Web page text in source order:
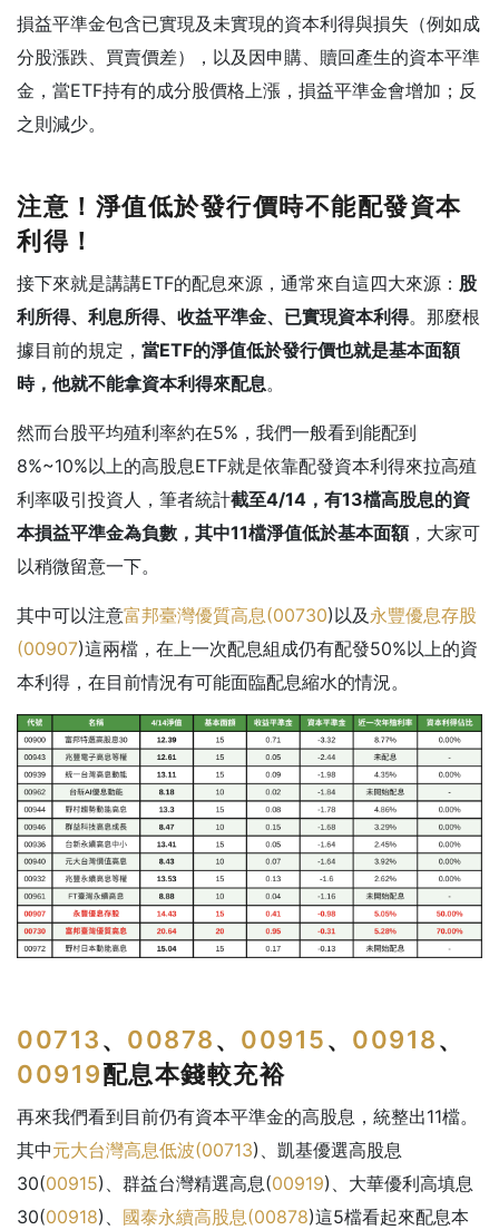
損益平準金包含已實現及未實現的資本利得與損失（例如成
分股漲跌、買賣價差），以及因申購、贖回產生的資本平準
金，當ETF持有的成分股價格上漲，損益平準金會增加；反
之則減少。
注意！淨值低於發行價時不能配發資本
利得！
接下來就是講講ETF的配息來源，通常來自這四大來源： 股
利所得、利息所得、收益平準金、已實現資本利得。那麼根
據目前的規定， 當ETF的淨值低於發行價也就是基本面額
時，他就不能拿資本利得來配息。
然而台股平均殖利率約在5%，我們一般看到能配到
8%~10%以上的高股息ETF就是依靠配發資本利得來拉高殖
利率吸引投資人，筆者統計截至4/14，有13檔高股息的資
本損益平準金為負數，其中11檔淨值低於基本面額，大家可
以稍微留意一下。
其中可以注意富邦臺灣優質高息(00730)以及 永豐優息存股
(00907)這兩檔，在上一次配息組成仍有配發50%以上的資
本利得，在目前情況有可能面臨配息縮水的情況。
00713、 00878、 00915、 00918、
00919配息本錢較充裕
再來我們看到目前仍有資本平準金的高股息，統整出11檔。
其中元大台灣高息低波(00713)、凱基優選高股息
30(00915)、群益台灣精選高息(00919)、大華優利高填息
30(00918)、 國泰永續高股息(00878)這5檔看起來配息本